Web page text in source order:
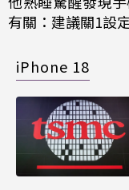
有關：建議關1設
iPhone 18